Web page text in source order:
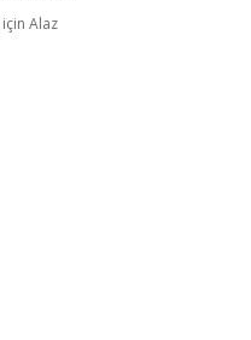
için Alaz